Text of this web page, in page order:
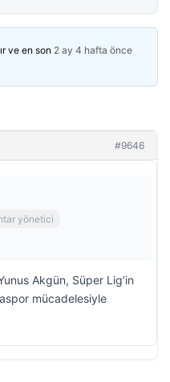
ve en son 2 ay 4 hafta önce
#9646
yönetici
Akgün, Süper Lig’in
mücadelesiyle